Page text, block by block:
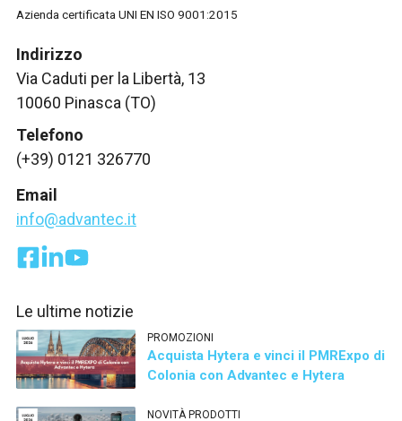
Azienda certificata UNI EN ISO 9001:2015
Indirizzo
Via Caduti per la Libertà, 13
10060 Pinasca (TO)
Telefono
(+39) 0121 326770
Email
info@advantec.it
Le ultime notizie
PROMOZIONI
Acquista Hytera e vinci il PMRExpo di
Colonia con Advantec e Hytera
NOVITÀ PRODOTTI